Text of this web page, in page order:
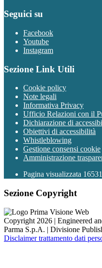
Seguici su
Facebook
Youtube
Instagram
Sezione Link Utili
Cookie policy
Note legali
Informativa Privacy
Ufficio Relazioni con il
Dichiarazione di
Obiettivi di accessibilità
Whistleblowing
Gestione consensi cookie
Amministrazione
Pagina visualizzata
Sezione Copyright
Copyright 2026 | Engineered
Parma S.p.A. | Divisione
Disclaimer trattamento dati